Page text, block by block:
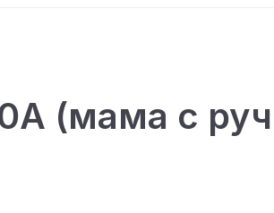
(мама с